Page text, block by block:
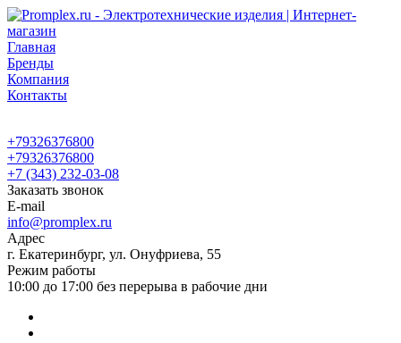
Главная
Бренды
Компания
Контакты
+79326376800
+79326376800
+7 (343) 232-03-08
Заказать звонок
E-mail
info@promplex.ru
Адрес
г. Екатеринбург, ул. Онуфриева, 55
Режим работы
10:00 до 17:00 без перерыва в рабочие дни